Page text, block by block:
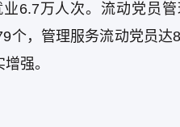
6.7万人次。流动党员
个，管理服务流动党员
强。